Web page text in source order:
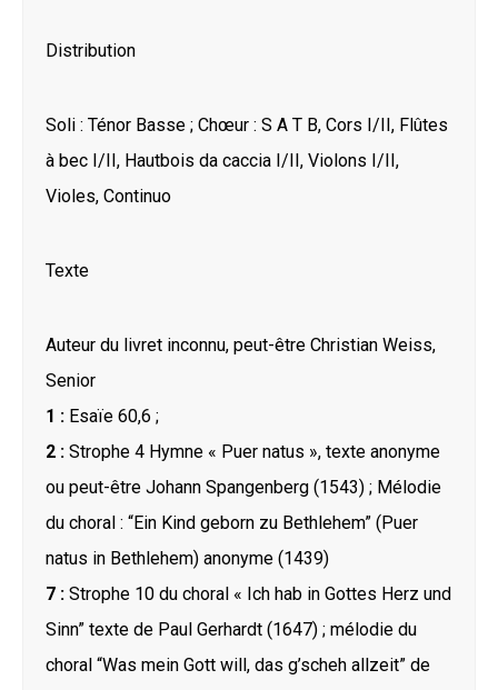
Distribution
Soli : Ténor Basse ; Chœur : S A T B, Cors I/II, Flûtes
à bec I/II, Hautbois da caccia I/II, Violons I/II,
Violes, Continuo
Texte
Auteur du livret inconnu, peut-être Christian Weiss,
Senior
1 : Esaïe 60,6 ;
2 : Strophe 4 Hymne « Puer natus », texte anonyme
ou peut-être Johann Spangenberg (1543) ; Mélodie
du choral : “Ein Kind geborn zu Bethlehem” (Puer
natus in Bethlehem) anonyme (1439)
7 : Strophe 10 du choral « Ich hab in Gottes Herz und
Sinn” texte de Paul Gerhardt (1647) ; mélodie du
choral “Was mein Gott will, das g’scheh allzeit” de